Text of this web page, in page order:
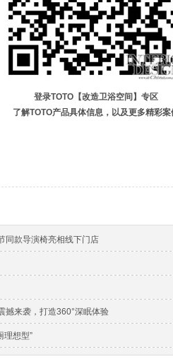
登录TOTO【改造卫浴空间】专区
了解TOTO产品具体信息，以及更多精彩案
同款导演椅亮相线下门店
撼来袭，打造360°深眠体验
理想型”